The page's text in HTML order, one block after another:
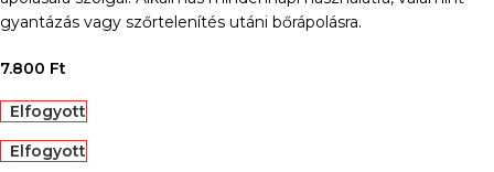
gyantázás vagy szőrtelenítés utáni bőrápolásra.
7.800 Ft
Elfogyott
Elfogyott